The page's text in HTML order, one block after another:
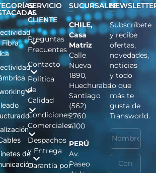
Fibra
de
SERVICIO
AL
CLIENTE
Preguntas
Frecuentes
Contacto
Política
de
Calidad
Condiciones
Comerciales
Despachos
y Entrega
Garantía por
SUCURSALES
CHILE,
Casa
Matriz
Calle
Nueva
1890,
Huechuraba.
Santiago
(562)
2760
4100
PERÚ
Av.
Paseo
Subscríbete
y recibe
ofertas,
novedades,
noticias
y todo
lo que
más te
gusta de
Transworld.